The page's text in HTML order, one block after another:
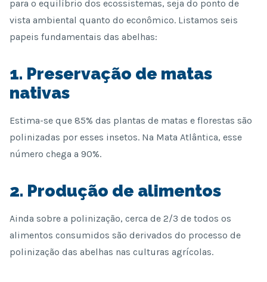
para o equilíbrio dos ecossistemas, seja do ponto de
vista ambiental quanto do econômico. Listamos seis
papeis fundamentais das abelhas:
1. Preservação de matas
nativas
Estima-se que 85% das plantas de matas e florestas são
polinizadas por esses insetos. Na Mata Atlântica, esse
número chega a 90%.
2. Produção de alimentos
Ainda sobre a polinização, cerca de 2/3 de todos os
alimentos consumidos são derivados do processo de
polinização das abelhas nas culturas agrícolas.